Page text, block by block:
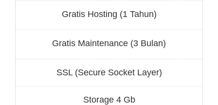
Gratis Hosting (1 Tahun)
Gratis Maintenance (3 Bulan)
SSL (Secure Socket Layer)
Storage 4 Gb